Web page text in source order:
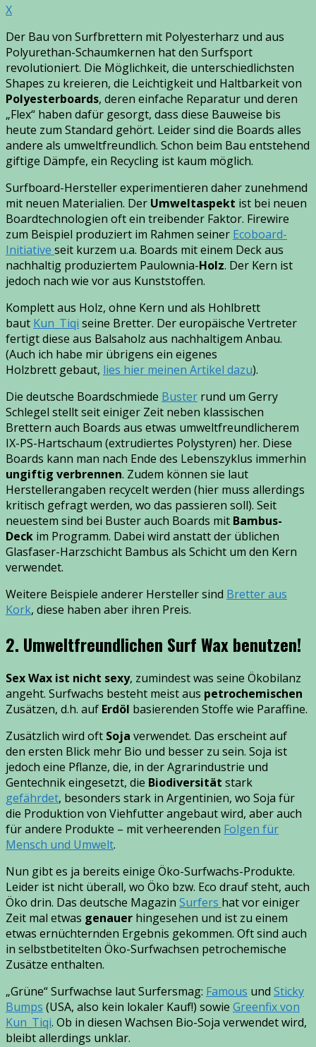
X
Der Bau von Surfbrettern mit Polyesterharz und aus
Polyurethan-Schaumkernen hat den Surfsport
revolutioniert. Die Möglichkeit, die unterschiedlichsten
Shapes zu kreieren, die Leichtigkeit und Haltbarkeit von
Polyesterboards, deren einfache Reparatur und deren
„Flex“ haben dafür gesorgt, dass diese Bauweise bis
heute zum Standard gehört. Leider sind die Boards alles
andere als umweltfreundlich. Schon beim Bau entstehend
giftige Dämpfe, ein Recycling ist kaum möglich.
Surfboard-Hersteller experimentieren daher zunehmend
mit neuen Materialien. Der Umweltaspekt ist bei neuen
Boardtechnologien oft ein treibender Faktor. Firewire
zum Beispiel produziert im Rahmen seiner Ecoboard-
Initiative seit kurzem u.a. Boards mit einem Deck aus
nachhaltig produziertem Paulownia-Holz. Der Kern ist
jedoch nach wie vor aus Kunststoffen.
Komplett aus Holz, ohne Kern und als Hohlbrett
baut Kun_Tiqi seine Bretter. Der europäische Vertreter
fertigt diese aus Balsaholz aus nachhaltigem Anbau.
(Auch ich habe mir übrigens ein eigenes
Holzbrett gebaut, lies hier meinen Artikel dazu).
Die deutsche Boardschmiede Buster rund um Gerry
Schlegel stellt seit einiger Zeit neben klassischen
Brettern auch Boards aus etwas umweltfreundlicherem
IX-PS-Hartschaum (extrudiertes Polystyren) her. Diese
Boards kann man nach Ende des Lebenszyklus immerhin
ungiftig verbrennen. Zudem können sie laut
Herstellerangaben recycelt werden (hier muss allerdings
kritisch gefragt werden, wo das passieren soll). Seit
neuestem sind bei Buster auch Boards mit Bambus-
Deck im Programm. Dabei wird anstatt der üblichen
Glasfaser-Harzschicht Bambus als Schicht um den Kern
verwendet.
Weitere Beispiele anderer Hersteller sind Bretter aus
Kork, diese haben aber ihren Preis.
2. Umweltfreundlichen Surf Wax benutzen!
Sex Wax ist nicht sexy, zumindest was seine Ökobilanz
angeht. Surfwachs besteht meist aus petrochemischen
Zusätzen, d.h. auf Erdöl basierenden Stoffe wie Paraffine.
Zusätzlich wird oft Soja verwendet. Das erscheint auf
den ersten Blick mehr Bio und besser zu sein. Soja ist
jedoch eine Pflanze, die, in der Agrarindustrie und
Gentechnik eingesetzt, die Biodiversität stark
gefährdet, besonders stark in Argentinien, wo Soja für
die Produktion von Viehfutter angebaut wird, aber auch
für andere Produkte – mit verheerenden Folgen für
Mensch und Umwelt.
Nun gibt es ja bereits einige Öko-Surfwachs-Produkte.
Leider ist nicht überall, wo Öko bzw. Eco drauf steht, auch
Öko drin. Das deutsche Magazin Surfers hat vor einiger
Zeit mal etwas genauer hingesehen und ist zu einem
etwas ernüchternden Ergebnis gekommen. Oft sind auch
in selbstbetitelten Öko-Surfwachsen petrochemische
Zusätze enthalten.
„Grüne“ Surfwachse laut Surfersmag: Famous und Sticky
Bumps (USA, also kein lokaler Kauf!) sowie Greenfix von
Kun_Tiqi. Ob in diesen Wachsen Bio-Soja verwendet wird,
bleibt allerdings unklar.